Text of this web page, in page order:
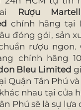
Rượu
chính hãng tại
đóng gói, sản
rượu ngon.
chính hãng
Bleu Limited
Quận Tân Phú
nhau tại cửa
Phú sẽ là sự lựa